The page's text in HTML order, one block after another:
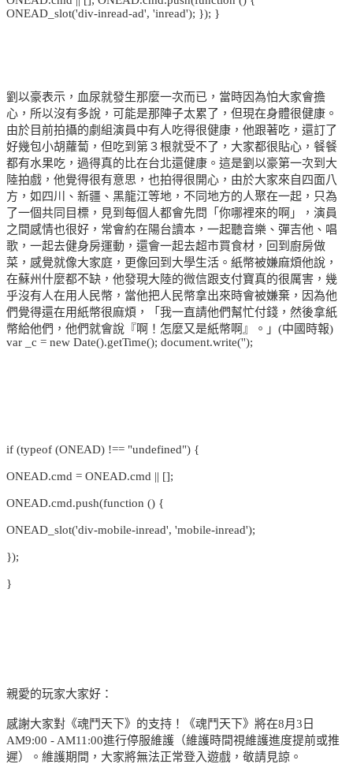
ONEAD_slot('div-inread-ad', 'inread'); }); }
劉以豪表示，血尿就發生那麼一次而已，當時因為怕大家會擔
心，所以沒有多說，可能是那陣子太累了，但現在身體很健康。
由於目前拍攝的劇組演員中有人吃得很健康，他跟著吃，還訂了
好幾包小胡蘿蔔，但吃到第３根就受不了，大家都很貼心，餐餐
都有水果吃，過得真的比在台北還健康。這是劉以豪第一次到大
陸拍戲，他覺得很有意思，也拍得很開心，由於大家來自四面八
方，如四川、新疆、黑龍江等地，不同地方的人聚在一起，只為
了一個共同目標，見到每個人都會先問「你哪裡來的啊」，演員
之間感情也很好，常會約在陽台讀本，一起聽音樂、彈吉他、唱
歌，一起去健身房運動，還會一起去超市買食材，回到廚房做
菜，感覺就像大家庭，更像回到大學生活。紙幣被嫌麻煩他說，
在蘇州什麼都不缺，他發現大陸的微信跟支付寶真的很厲害，幾
乎沒有人在用人民幣，當他把人民幣拿出來時會被嫌棄，因為他
們覺得還在用紙幣很麻煩，「我一直請他們幫忙付錢，然後拿紙
幣給他們，他們就會說『啊！怎麼又是紙幣啊』。」(中國時報)
var _c = new Date().getTime(); document.write('');
if (typeof (ONEAD) !== "undefined") {
ONEAD.cmd = ONEAD.cmd || [];
ONEAD.cmd.push(function () {
ONEAD_slot('div-mobile-inread', 'mobile-inread');
});
}
親愛的玩家大家好：
感謝大家對《魂鬥天下》的支持！《魂鬥天下》將在8月3日
AM9:00 - AM11:00進行停服維護（維護時間視維護進度提前或推
遲）。維護期間，大家將無法正常登入遊戲，敬請見諒。